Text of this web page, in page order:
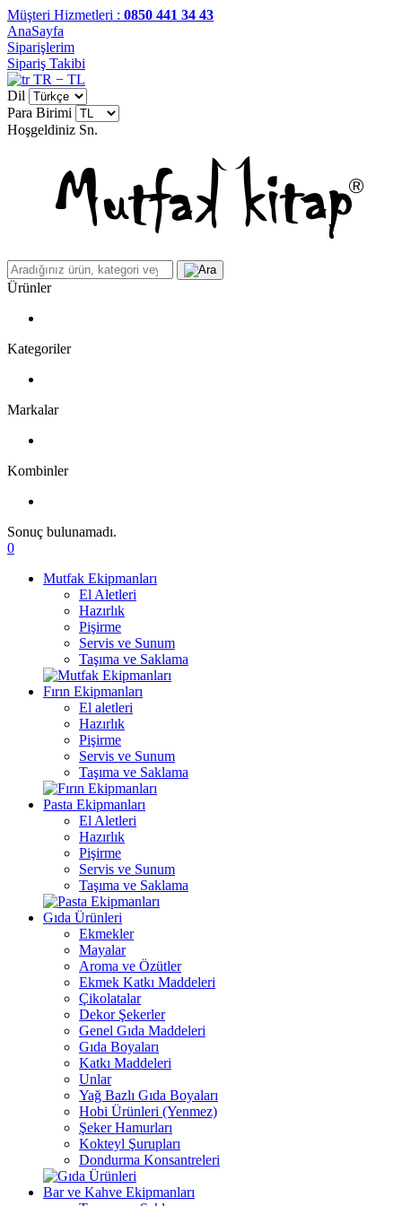
Müşteri Hizmetleri : 0850 441 34 43
AnaSayfa
Siparişlerim
Sipariş Takibi
TR − TL
Dil
Para Birimi
Hoşgeldiniz Sn.
Ürünler
Kategoriler
Markalar
Kombinler
Sonuç bulunamadı.
0
Mutfak Ekipmanları
El Aletleri
Hazırlık
Pişirme
Servis ve Sunum
Taşıma ve Saklama
Fırın Ekipmanları
El aletleri
Hazırlık
Pişirme
Servis ve Sunum
Taşıma ve Saklama
Pasta Ekipmanları
El Aletleri
Hazırlık
Pişirme
Servis ve Sunum
Taşıma ve Saklama
Gıda Ürünleri
Ekmekler
Mayalar
Aroma ve Özütler
Ekmek Katkı Maddeleri
Çikolatalar
Dekor Şekerler
Genel Gıda Maddeleri
Gıda Boyaları
Katkı Maddeleri
Unlar
Yağ Bazlı Gıda Boyaları
Hobi Ürünleri (Yenmez)
Şeker Hamurları
Kokteyl Şurupları
Dondurma Konsantreleri
Bar ve Kahve Ekipmanları